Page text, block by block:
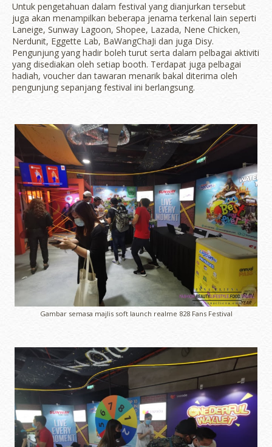
Untuk pengetahuan dalam festival yang dianjurkan tersebut
juga akan menampilkan beberapa jenama terkenal lain seperti
Laneige, Sunway Lagoon, Shopee, Lazada, Nene Chicken,
Nerdunit, Eggette Lab, BaWangChaJi dan juga Disy.
Pengunjung yang hadir boleh turut serta dalam pelbagai aktiviti
yang disediakan oleh setiap booth. Terdapat juga pelbagai
hadiah, voucher dan tawaran menarik bakal diterima oleh
pengunjung sepanjang festival ini berlangsung.
Gambar semasa majlis soft launch realme 828 Fans Festival